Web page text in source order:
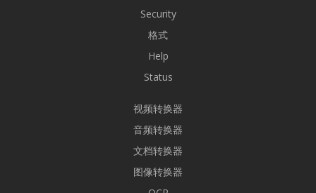
Security
格式
Help
Status
视频转换器
音频转换器
文档转换器
图像转换器